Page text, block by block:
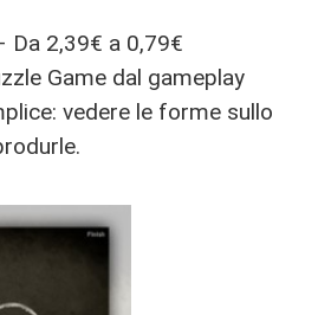
Da 2,39€ a 0,79€
Game dal gameplay
vedere le forme sullo